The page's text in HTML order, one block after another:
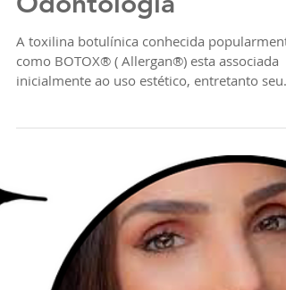
Odontologia
A toxilina botulínica conhecida popularmente